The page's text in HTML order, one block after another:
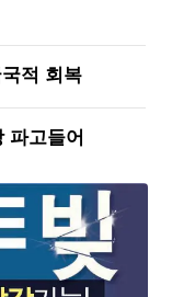
적 회복
파고들어